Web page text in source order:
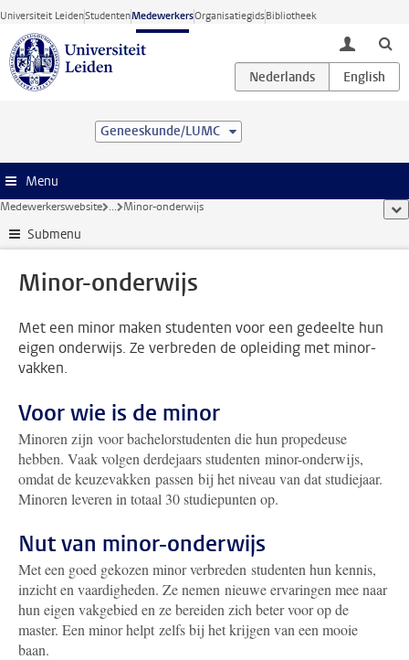
Ga direct naar de inhoud
Universiteit LeidenStudentenMedewerkersOrganisatiegidsBibliotheek
toggle
Geneeskunde/LUMC
Menu
Medewerkerswebsite ... Minor-onderwijs
Submenu
Minor-onderwijs
Met een minor maken studenten voor een gedeelte hun
eigen onderwijs. Ze verbreden de opleiding met minor-
vakken.
Voor wie is de minor
Minoren zijn voor bachelorstudenten die hun propedeuse
hebben. Vaak volgen derdejaars studenten minor-onderwijs,
omdat de keuzevakken passen bij het niveau van dat studiejaar.
Minoren leveren in totaal 30 studiepunten op.
Nut van minor-onderwijs
Met een goed gekozen minor verbreden studenten hun kennis,
inzicht en vaardigheden. Ze nemen nieuwe ervaringen mee naar
hun eigen vakgebied en ze bereiden zich beter voor op de
master. Een minor helpt zelfs bij het krijgen van een mooie
baan.